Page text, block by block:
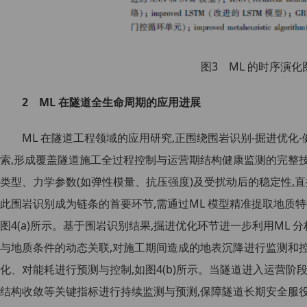
图3 ML 的时序演化
2 ML 在隧道全生命周期的应用进展
ML 在隧道工程领域的应用研究,正围绕围岩识别-掘进优化
索,形成覆盖隧道施工全过程控制与运营期结构健康监测的完整
类型、力学参数(如弹性模量、抗压强度)及受扰动后的稳定性,
此围岩识别成为链条的首要环节,需通过ML 模型精准提取地质
图4(a)所示。基于围岩识别结果,掘进优化环节进一步利用ML
与地质条件的动态关联,对施工期间造成的地表沉降进行监测和
化、对能耗进行预测与控制,如图4(b)所示。当隧道进入运营阶
结构收敛等关键指标进行持续监测与预测,保障隧道长期安全服